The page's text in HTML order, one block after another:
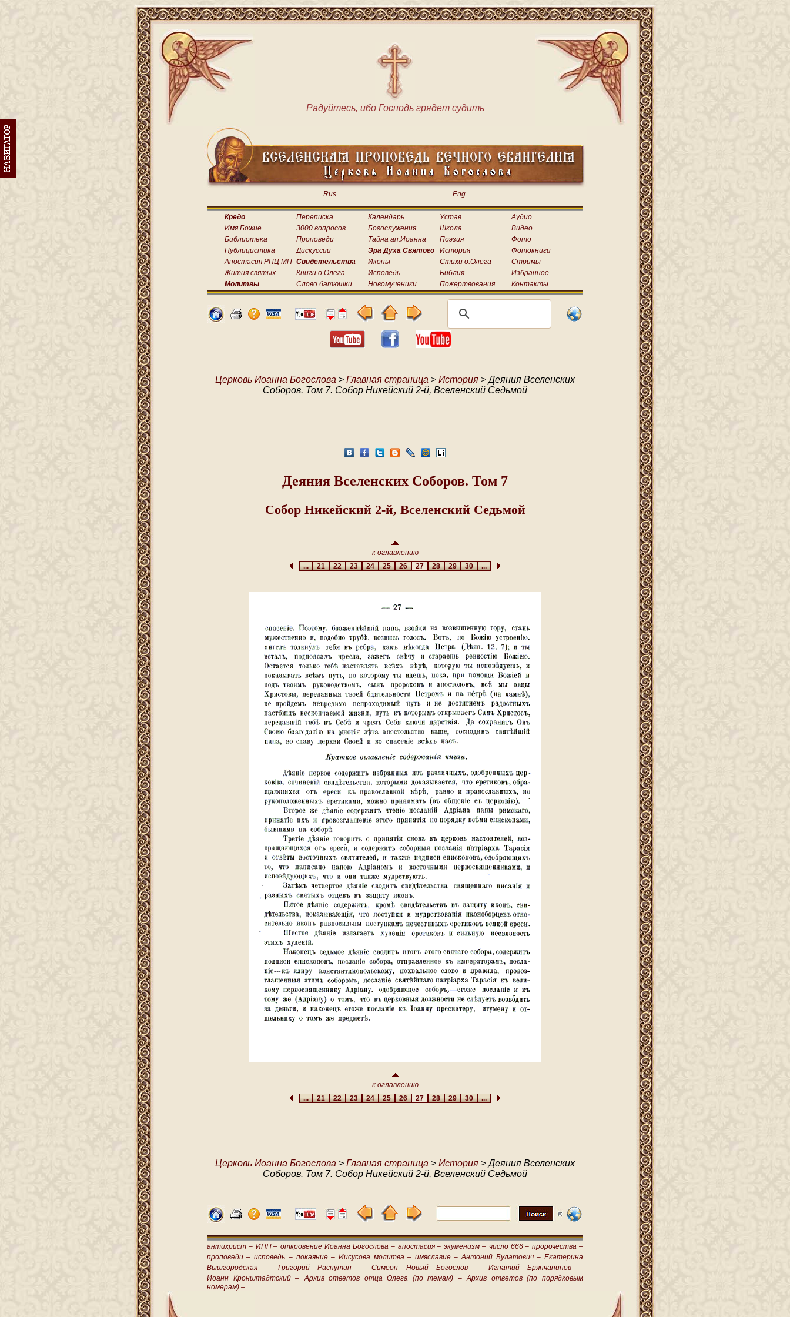
Радуйтесь, ибо Господь грядет судить
Rus Eng
Кредо Переписка Календарь Устав
Аудио
Имя Божие
3000 вопросов Богослужения Школа
Видео
Библиотека
Проповеди Тайна ап.Иоанна Поэзия
Фото
Публицистика
Дискуссии Эра Духа Святого История
Фотокниги
Апостасия РПЦ МП Свидетельства Иконы Стихи о.Олега
Стримы
Жития святых
Книги о.Олега Исповедь Библия
Избранное
Молитвы
Слово батюшки Новомученики Пожертвования Контакты
Церковь Иоанна Богослова > Главная страница > История > Деяния Вселенских
Соборов. Том 7. Собор Никейский 2-й, Вселенский Седьмой
Деяния Вселенских Соборов. Том 7
Собор Никейский 2-й, Вселенский Седьмой
к оглавлению
...212223242526 27 282930...
к оглавлению
...212223242526 27 282930...
Церковь Иоанна Богослова > Главная страница > История > Деяния Вселенских
Соборов. Том 7. Собор Никейский 2-й, Вселенский Седьмой
антихрист – ИНН – откровение Иоанна Богослова – апостасия – экуменизм – число 666 – пророчества –
проповеди – исповедь – покаяние – Иисусова молитва – имяславие – Антоний Булатович – Екатерина
Вышгородская –
Григорий Распутин – Симеон Новый Богослов –
Игнатий Брянчанинов –
Иоанн Кронштадтский –
Архив ответов отца Олега (по темам) –
Архив ответов (по порядковым
номерам) –